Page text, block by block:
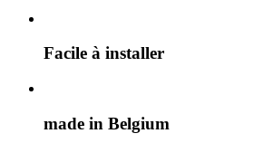
Facile à installer
made in Belgium